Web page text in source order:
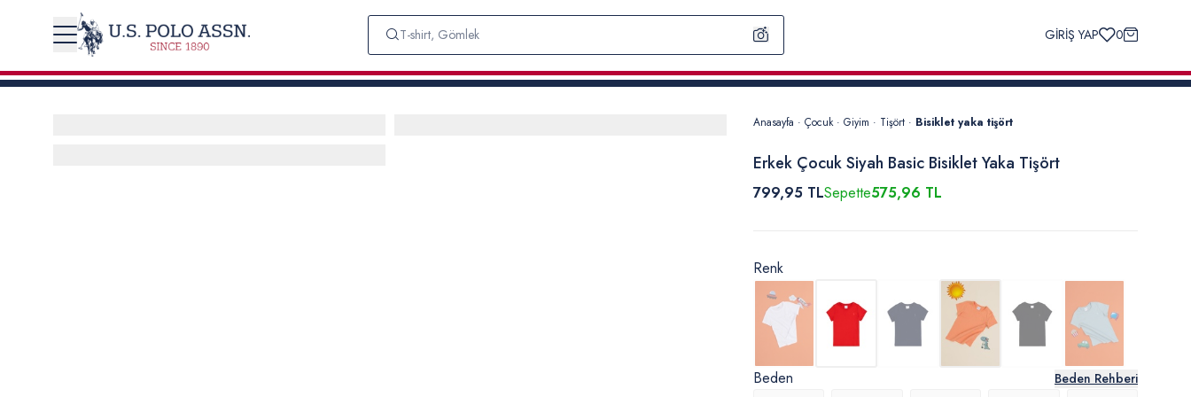
GİRİŞ YAP 0
Anasayfa · Çocuk · Giyim · Tişört · Bisiklet yaka tişört
Erkek Çocuk Siyah Basic Bisiklet Yaka Tişört
799,95 TLSepette575,96 TL
Beden
Beden Rehberi
Renk